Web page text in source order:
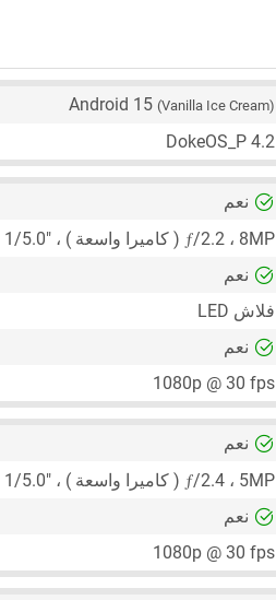
Android 15 (Vanilla Ice Cream)
DokeOS_P 4.2
نعم
8MP ، ƒ/2.2 ( كاميرا واسعة ) ، 1/5.0"
نعم
فلاش LED
نعم
1080p @ 30 fps
نعم
5MP ، ƒ/2.4 ( كاميرا واسعة ) ، 1/5.0"
نعم
1080p @ 30 fps